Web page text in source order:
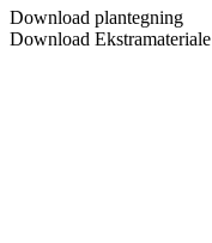
Download plantegning
Download Ekstramateriale